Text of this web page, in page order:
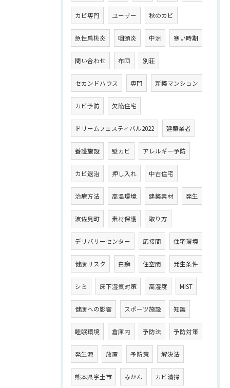
カビ専門 ユーザー 秋のカビ
急性扁桃炎 咽頭炎 中洲 寒い時期
問い合わせ 布団 別荘
セカンドハウス 専門 新築マンション
カビ予防 欠陥住宅
ドリームフェスティバル2022 建築業者
養護施設 壁カビ アレルギー予防
カビ退治 押し入れ 中古住宅
治療方法 高温環境 建築素材 発生
波佐見町 素材保護 取り方
デリバリーセンター 応接間 住宅環境
健康リスク 白癬 住空間 発生条件
シミ 床下湿気対策 高湿度 MIST
健康への影響 スポーツ施設 知識
睡眠環境 倉庫内 予防法 予防対策
発生源 放置 予防策 解決法
熊本県宇土市 みかん カビ清掃